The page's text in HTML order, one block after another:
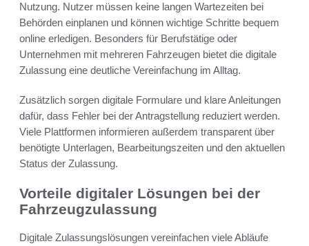
Nutzung. Nutzer müssen keine langen Wartezeiten bei
Behörden einplanen und können wichtige Schritte bequem
online erledigen. Besonders für Berufstätige oder
Unternehmen mit mehreren Fahrzeugen bietet die digitale
Zulassung eine deutliche Vereinfachung im Alltag.
Zusätzlich sorgen digitale Formulare und klare Anleitungen
dafür, dass Fehler bei der Antragstellung reduziert werden.
Viele Plattformen informieren außerdem transparent über
benötigte Unterlagen, Bearbeitungszeiten und den aktuellen
Status der Zulassung.
Vorteile digitaler Lösungen bei der
Fahrzeugzulassung
Digitale Zulassungslösungen vereinfachen viele Abläufe